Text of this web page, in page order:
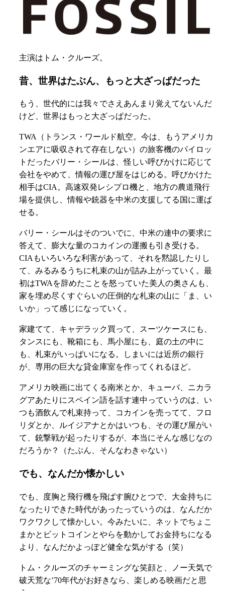
主演はトム・クルーズ。
昔、世界はたぶん、もっと大ざっぱだった
もう、世代的には我々でさえあんまり覚えてないんだ
けど、世界はもっと大ざっぱだった。
TWA（トランス・ワールド航空。今は、もうアメリカ
ンエアに吸収されて存在しない）の旅客機のパイロッ
トだったバリー・シールは、怪しい呼びかけに応じて
会社をやめて、情報の運び屋をはじめる。呼びかけた
相手はCIA。高速双発レシプロ機と、地方の農道飛行
場を提供し、情報や銃器を中米の支援してる国に運ば
せる。
バリー・シールはそのついでに、中米の連中の要求に
答えて、膨大な量のコカインの運搬も引き受ける。
CIAもいろいろな利害があって、それを黙認したりし
て、みるみるうちに札束の山が詰み上がっていく。最
初はTWAを辞めたことを怒っていた美人の奥さんも、
家を埋め尽くすぐらいの圧倒的な札束の山に「ま、い
いか」って感じになっていく。
家建てて、キャデラック買って、スーツケースにも、
タンスにも、靴箱にも、馬小屋にも、庭の土の中に
も、札束がいっぱいになる。しまいには近所の銀行
が、専用の巨大な貸金庫室を作ってくれるほど。
アメリカ映画に出てくる南米とか、キューバ、ニカラ
グアあたりにスペイン語を話す連中っていうのは、い
つも酒飲んで札束持って、コカインを売ってて、フロ
リダとか、ルイジアナとかはいつも、その運び屋がい
て、銃撃戦が起ったりするが、本当にそんな感じなの
だろうか？（たぶん、そんなわきゃない）
でも、なんだか懐かしい
でも、度胸と飛行機を飛ばす腕ひとつで、大金持ちに
なったりできた時代があったっていうのは、なんだか
ワクワクして懐かしい。今みたいに、ネットでちょこ
まかとビットコインとやらを動かしてお金持ちになる
より、なんだかよっぽど健全な気がする（笑）
トム・クルーズのチャーミングな笑顔と、ノー天気で
破天荒な’70年代がお好きなら、楽しめる映画だと思